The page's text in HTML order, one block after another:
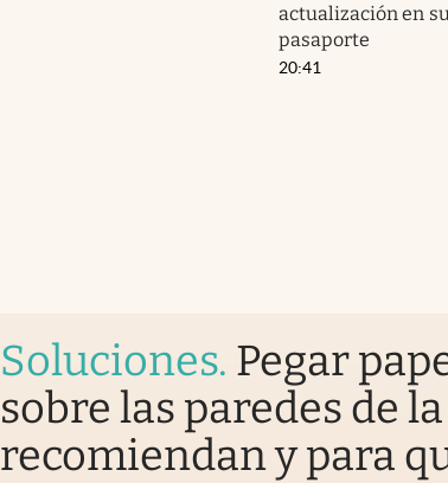
actualización en su
pasaporte
20:41
Soluciones. Pegar
sobre las paredes de
recomiendan y para